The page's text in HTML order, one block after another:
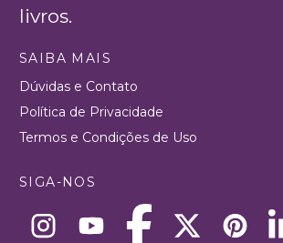
livros.
SAIBA MAIS
Dúvidas e Contato
Política de Privacidade
Termos e Condições de Uso
SIGA-NOS